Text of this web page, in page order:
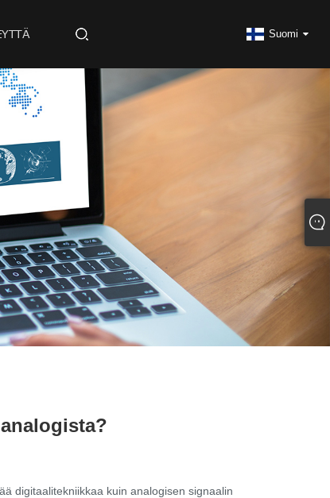
Suomi
digitaalitekniikkaa kuin analogisen signaalin